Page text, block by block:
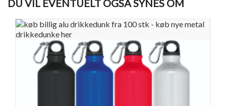
DU VIL EVENTUELT OGSÅ SYNES OM